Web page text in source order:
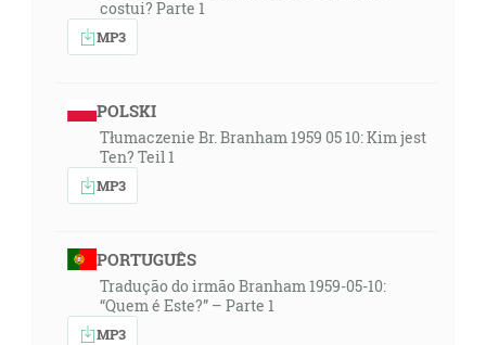
costui? Parte 1
MP3
POLSKI
Tłumaczenie Br. Branham 1959 05 10: Kim jest
Ten? Teil 1
MP3
PORTUGUÊS
Tradução do irmão Branham 1959-05-10:
“Quem é Este?” – Parte 1
MP3